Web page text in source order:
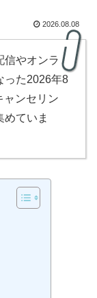
2026.08.08
信やオンラ
った2026年8
ャンセリン
ていま